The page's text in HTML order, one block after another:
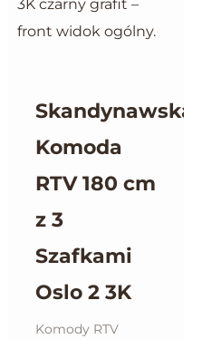
Skandynawska
Komoda
RTV 180 cm
z 3
Szafkami
Oslo 2 3K
Komody RTV